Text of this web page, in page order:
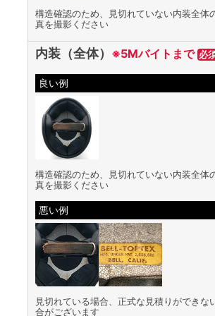
構造確認のため、見切れていない内装全体
真を撮影ください
内装（全体） ※5Mバイトまで 必
良い例
構造確認のため、見切れていない内装全体
真を撮影ください
悪い例
見切れている場合、正式な見積りができな
合がございます